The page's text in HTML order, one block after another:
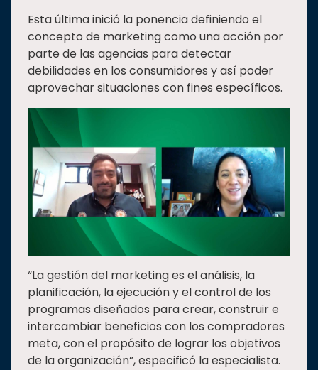
Investigación
Internacionalización
Responsabilidad
social
Vinculación
Historia
Universiada
Nacional
Esta última inició la ponencia definiendo el
concepto de marketing como una acción por
parte de las agencias para detectar
debilidades en los consumidores y así poder
aprovechar situaciones con fines específicos.
“La gestión del marketing es el análisis, la
planificación, la ejecución y el control de los
programas diseñados para crear, construir e
intercambiar beneficios con los compradores
meta, con el propósito de lograr los objetivos
de la organización”, especificó la especialista.